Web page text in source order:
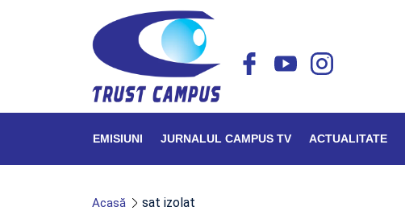
EMISIUNI JURNALUL CAMPUS TV ACTUALITATE
Acasă sat izolat